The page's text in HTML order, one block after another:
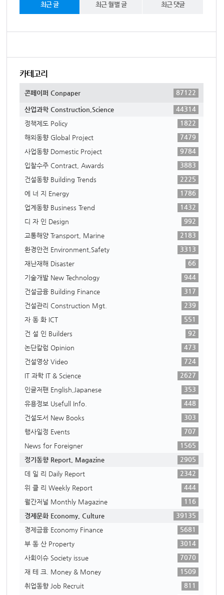
최근 글 최근 월별 글 최근 댓글
카테고리
콘페이퍼 Conpaper 87122
산업과학 Construction,Science
44314
정책제도 Policy
1822
해외동향 Global Project
7479
사업동향 Domestic Project
9784
입찰수주 Contract, Awards
3883
건설동향 Building Trends
2225
에 너 지 Energy
1786
업계동향 Business Trend
1432
디 자 인 Design
992
교통해양 Transport, Marine
2183
환경안전 Environment,Safety
3313
재난재해 Disaster
66
기술개발 New Technology
944
건설금융 Building Finance
317
건설관리 Construction Mgt.
239
자 동 화 ICT
551
건 설 인 Builders
92
논단칼럼 Opinion
473
건설영상 Video
724
IT 과학 IT & Science
2627
인글저팬 English,Japanese
353
유용정보 Usefull Info.
448
건설도서 New Books
303
행사일정 Events
707
News for Foreigner
1565
정기동향 Report, Magazine
2905
데 일 리 Daily Report
2342
위 클 리 Weekly Report
444
월간저널 Monthly Magazine
116
경제문화 Economy, Culture
39135
경제금융 Economy Finance
5681
부 동 산 Property
3014
사회이슈 Society issue
7070
재 테 크. Money & Money
1509
취업동향 Job Recruit
811